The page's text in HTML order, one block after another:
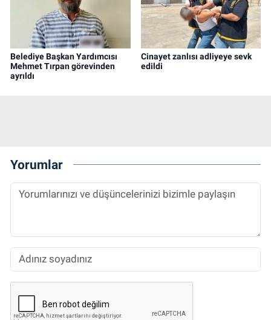
Belediye Başkan Yardımcısı
Mehmet Tırpan görevinden
ayrıldı
Cinayet zanlısı adliyeye sevk
edildi
Yorumlar